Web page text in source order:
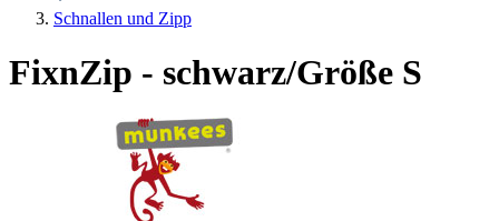
Schnallen und Zipp
FixnZip - schwarz/Größe S